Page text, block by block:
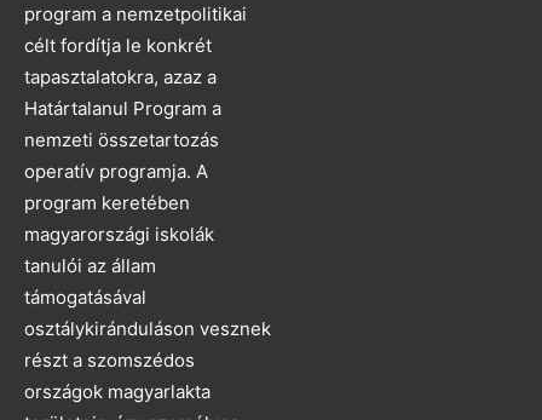
program a nemzetpolitikai
célt fordítja le konkrét
tapasztalatokra, azaz a
Határtalanul Program a
nemzeti összetartozás
operatív programja. A
program keretében
magyarországi iskolák
tanulói az állam
támogatásával
osztálykiránduláson vesznek
részt a szomszédos
országok magyarlakta